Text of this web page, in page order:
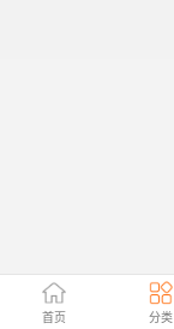
首页 分类